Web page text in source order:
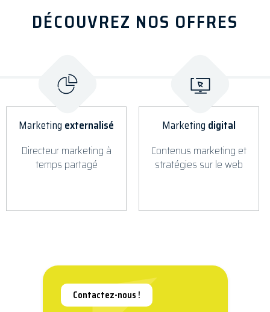
DÉCOUVREZ NOS OFFRES
Marketing externalisé
Directeur marketing à
temps partagé
Marketing digital
Contenus marketing et
stratégies sur le web
Contactez-nous !